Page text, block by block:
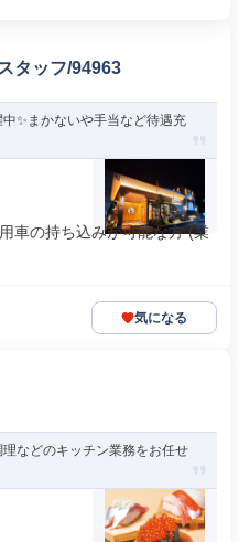
タッフ/94963
✨まかないや手当など待遇充
車の持ち込みが可能な方 (業
気になる
などのキッチン業務をお任せ